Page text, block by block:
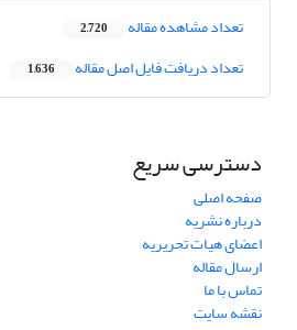
تعداد مشاهده مقاله 2,720
تعداد دریافت فایل اصل مقاله 1,636
دسترسی سریع
صفحه اصلی
درباره نشریه
اعضای هیات تحریریه
ارسال مقاله
تماس با ما
نقشه سایت